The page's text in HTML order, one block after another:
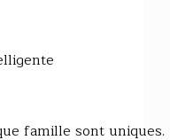
famille sont uniques.